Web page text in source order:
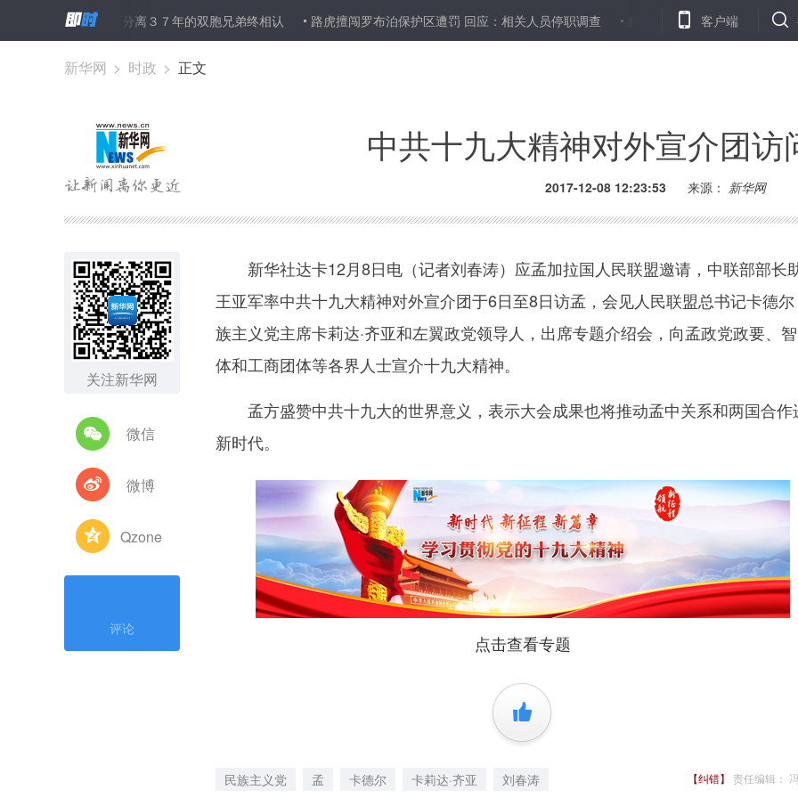
多看了一眼” 分离３７年的双胞兄弟终相认 路虎擅闯罗布泊保护区遭罚 回应：相关人员停职调查 挂号App现加价出售专家号情况 黄牛
客户端
新华网 > 时政 > 正文
中共十九大精神对外宣介团访
2017-12-08 12:23:53 来源： 新华网
关注新华网
微信
微博
Qzone
评论
新华社达卡12月8日电（记者刘春涛）应孟加拉国人民联盟邀请，中联部部长
王亚军率中共十九大精神对外宣介团于6日至8日访孟，会见人民联盟总书记卡德
族主义党主席卡莉达·齐亚和左翼政党领导人，出席专题介绍会，向孟政党政要、
体和工商团体等各界人士宣介十九大精神。
孟方盛赞中共十九大的世界意义，表示大会成果也将推动孟中关系和两国合作
新时代。
点击查看专题
+1
民族主义党 孟 卡德尔 卡莉达·齐亚 刘春涛 【纠错】 责任编辑：